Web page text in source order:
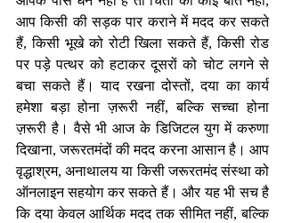
आप किसी की सड़क पार कराने में मदद कर सकते
हैं, किसी भूखे को रोटी खिला सकते हैं, किसी रोड
पर पड़े पत्थर को हटाकर दूसरों को चोट लगने से
बचा सकते हैं। याद रखना दोस्तों, दया का कार्य
हमेशा बड़ा होना ज़रूरी नहीं, बल्कि सच्चा होना
ज़रूरी है। वैसे भी आज के डिजिटल युग में करुणा
दिखाना, जरूरतमंदों की मदद करना आसान है। आप
वृद्धाश्रम, अनाथालय या किसी जरूरतमंद संस्था को
ऑनलाइन सहयोग कर सकते हैं। और यह भी सच है
कि दया केवल आर्थिक मदद तक सीमित नहीं, बल्कि